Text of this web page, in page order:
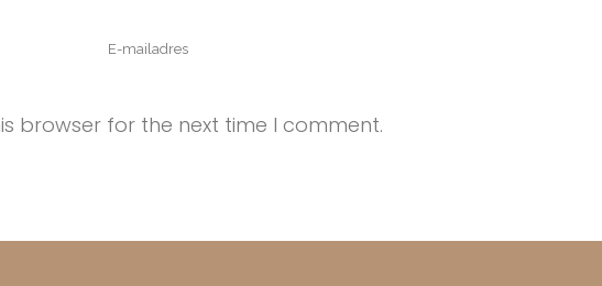
browser for the next time I comment.